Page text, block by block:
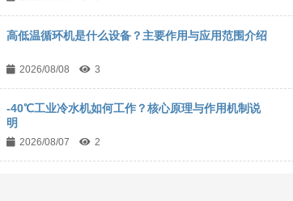
高低温循环机是什么设备？主要作用与应用范围介绍
2026/08/08 3
-40℃工业冷水机如何工作？核心原理与作用机制说
明
2026/08/07 2